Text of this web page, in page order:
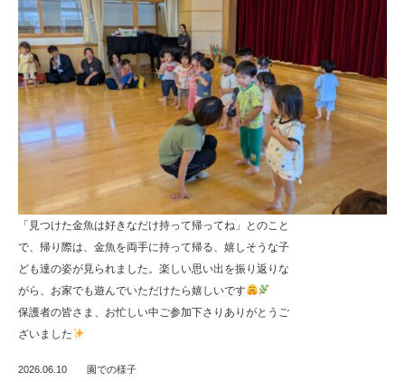
「見つけた金魚は好きなだけ持って帰ってね」とのこと
で、帰り際は、金魚を両手に持って帰る、嬉しそうな子
ども達の姿が見られました。楽しい思い出を振り返りな
がら、お家でも遊んでいただけたら嬉しいです
保護者の皆さま、お忙しい中ご参加下さりありがとうご
ざいました
2026.06.10 園での様子